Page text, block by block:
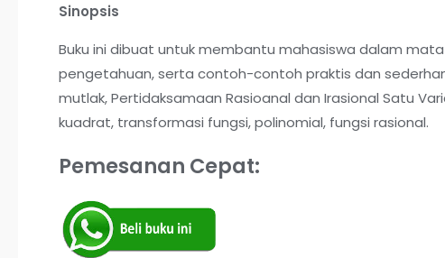
Sinopsis
Buku ini dibuat untuk membantu mahasiswa dalam
pengetahuan, serta contoh-contoh praktis dan
mutlak, Pertidaksamaan Rasioanal dan Irasional Satu
kuadrat, transformasi fungsi, polinomial, fungsi rasional.
Pemesanan Cepat: